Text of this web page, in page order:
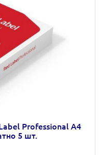
Professional А4
5 шт.